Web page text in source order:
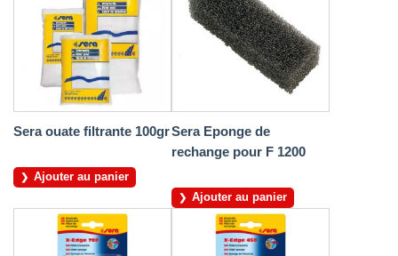
Sera ouate filtrante 100gr
Ajouter au panier
Sera Eponge de
rechange pour F 1200
Ajouter au panier